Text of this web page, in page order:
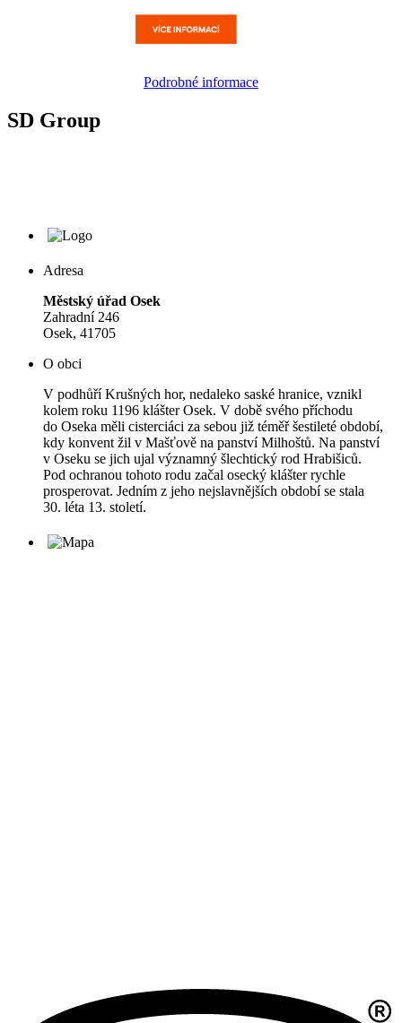
Podrobné informace
SD Group
Adresa
Městský úřad Osek
Zahradní 246
Osek, 41705
O obci
V podhůří Krušných hor, nedaleko saské hranice, vznikl
kolem roku 1196 klášter Osek. V době svého příchodu
do Oseka měli cisterciáci za sebou již téměř šestileté období,
kdy konvent žil v Mašťově na panství Milhoštů. Na panství
v Oseku se jich ujal významný šlechtický rod Hrabišiců.
Pod ochranou tohoto rodu začal osecký klášter rychle
prosperovat. Jedním z jeho nejslavnějších období se stala
30. léta 13. století.